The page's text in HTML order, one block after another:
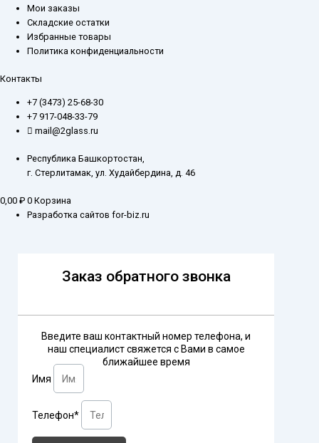
Мои заказы
Складские остатки
Избранные товары
Политика конфиденциальности
Контакты
+7 (3473) 25-68-30
+7 917-048-33-79
mail@2glass.ru
Республика Башкортостан,
г. Стерлитамак, ул. Худайбердина, д. 46
0,00 ₽ 0 Корзина
Разработка сайтов for-biz.ru
Заказ обратного звонка
Введите ваш контактный номер телефона, и
наш специалист свяжется с Вами в самое
ближайшее время
Имя
Телефон*